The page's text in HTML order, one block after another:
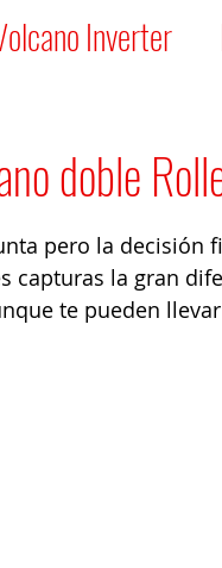
Inverter
doble
pero la decisión
capturas la gran
te pueden